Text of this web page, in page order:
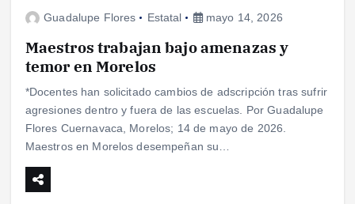
Guadalupe Flores Estatal mayo 14, 2026
Maestros trabajan bajo amenazas y
temor en Morelos
*Docentes han solicitado cambios de adscripción tras sufrir
agresiones dentro y fuera de las escuelas. Por Guadalupe
Flores Cuernavaca, Morelos; 14 de mayo de 2026.
Maestros en Morelos desempeñan su…